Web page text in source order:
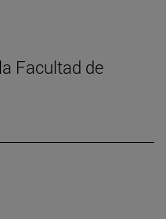
Facultad de